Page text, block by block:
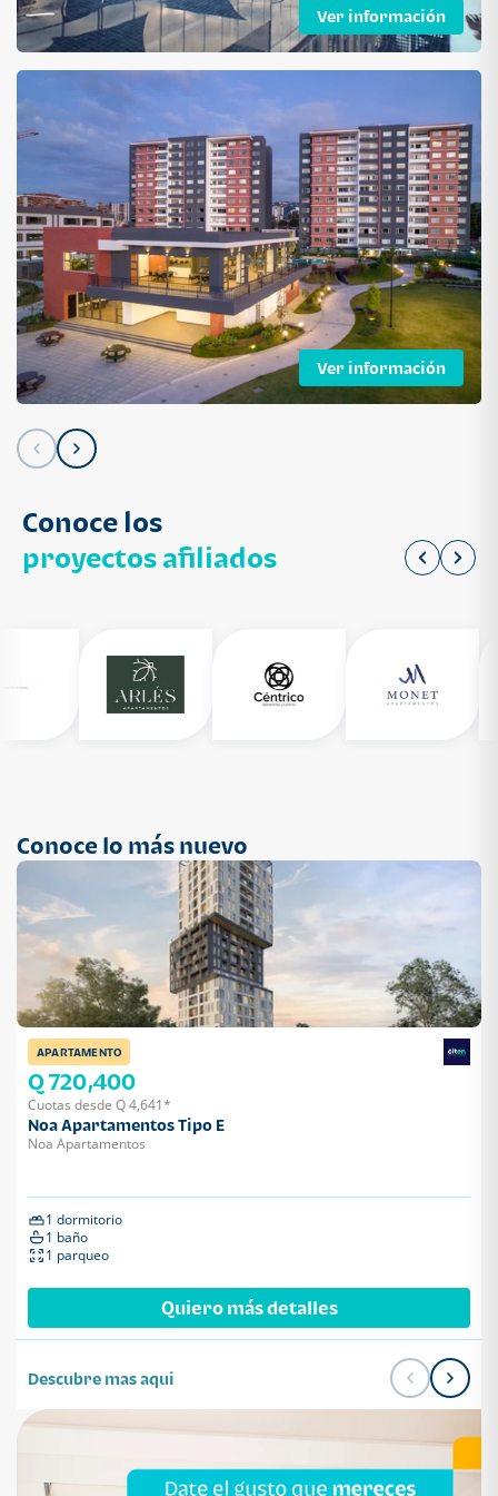
Ver información
Ver información
Conoce los
proyectos afiliados
Conoce lo más nuevo
APARTAMENTO
Q 720,400
Cuotas desde Q 4,641*
Noa Apartamentos Tipo E
Noa Apartamentos
1 dormitorio
1 baño
1 parqueo
Quiero más detalles
Descubre mas aqui